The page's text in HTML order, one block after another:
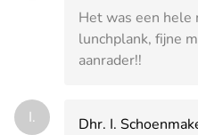
Het was een hele
lunchplank, fijne
aanrader!!
I. Dhr. I.